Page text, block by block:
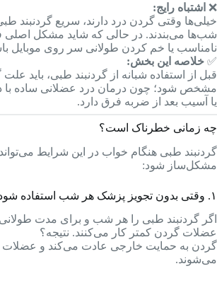
❌ اشتباه رایج:
خیلی‌ها وقتی گردن درد دارند، سریع گردنبند
شب‌ها می‌بندند. در حالی که شاید مشکل
نامناسب یا خم کردن طولانی سر روی موبایل
✅ خلاصه این بخش:
قبل از استفاده شبانه از گردنبند طبی، باید
مشخص شود؛ چون درمان درد عضلانی ساده
یا آسیب بعد از ضربه فرق دارد.
چه زمانی خطرناک است؟
گردنبند طبی هنگام خواب در این شرایط
مشکل‌ساز شود:
۱. وقتی بدون تجویز پزشک هر شب استفاده شود
اگر گردنبند طبی را هر شب و برای مدت طولانی
عضلات گردن کمتر کار می‌کنند. نتیجه؟
گردن به حمایت خارجی عادت می‌کند و عضلات
می‌شوند.